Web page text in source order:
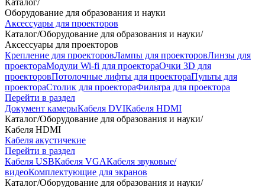
Каталог/
Оборудование для образования и науки
Аксессуары для проекторов
Каталог/Оборудование для образования и науки/
Аксессуары для проекторов
Крепление для проекторовЛампы для проекторовЛинзы для
проектораМодули Wi-fi для проектораОчки 3D для
проекторовПотолочные лифты для проектораПульты для
проектораСтолик для проектораФильтра для проектора
Перейти в раздел
Документ камерыКабеля DVIКабеля HDMI
Каталог/Оборудование для образования и науки/
Кабеля HDMI
Кабеля акустичекие
Перейти в раздел
Кабеля USBКабеля VGAКабеля звуковые/
видеоКомплектующие для экранов
Каталог/Оборудование для образования и науки/